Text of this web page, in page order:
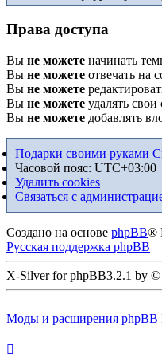
Права доступа
Вы не можете начинать
Вы не можете отвечать на
Вы не можете
Вы не можете удалять
Вы не можете добавлять
Подарки своими руками
Часовой пояс: UTC+03:00
Удалить cookies
Связаться с
Создано на основе phpBB®
Русская поддержка phpBB
X-Silver for phpBB3.2.1 by ©
Моды и расширения phpBB